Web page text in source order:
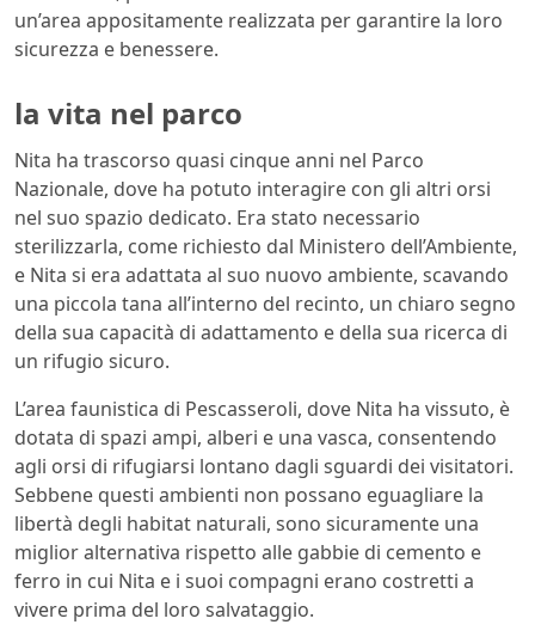
un’area appositamente realizzata per garantire la loro
sicurezza e benessere.
la vita nel parco
Nita ha trascorso quasi cinque anni nel Parco
Nazionale, dove ha potuto interagire con gli altri orsi
nel suo spazio dedicato. Era stato necessario
sterilizzarla, come richiesto dal Ministero dell’Ambiente,
e Nita si era adattata al suo nuovo ambiente, scavando
una piccola tana all’interno del recinto, un chiaro segno
della sua capacità di adattamento e della sua ricerca di
un rifugio sicuro.
L’area faunistica di Pescasseroli, dove Nita ha vissuto, è
dotata di spazi ampi, alberi e una vasca, consentendo
agli orsi di rifugiarsi lontano dagli sguardi dei visitatori.
Sebbene questi ambienti non possano eguagliare la
libertà degli habitat naturali, sono sicuramente una
miglior alternativa rispetto alle gabbie di cemento e
ferro in cui Nita e i suoi compagni erano costretti a
vivere prima del loro salvataggio.